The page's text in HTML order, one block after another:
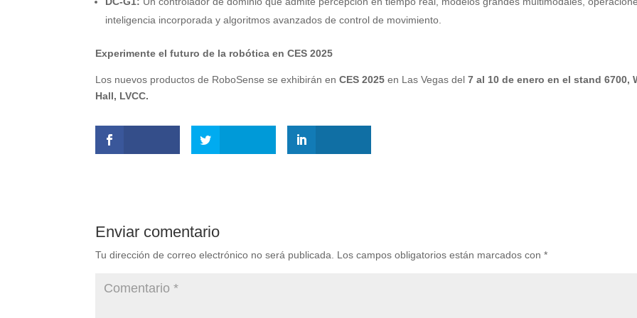
inteligencia incorporada y algoritmos avanzados de control de movimiento.
Experimente el futuro de la robótica en CES 2025
Los nuevos productos de RoboSense se exhibirán enCES 2025 en Las Vegas del7 al 10 de enero en el stand 6700,
Hall, LVCC.
Enviar comentario
Tu dirección de correo electrónico no será publicada. Los campos obligatorios están marcados con*